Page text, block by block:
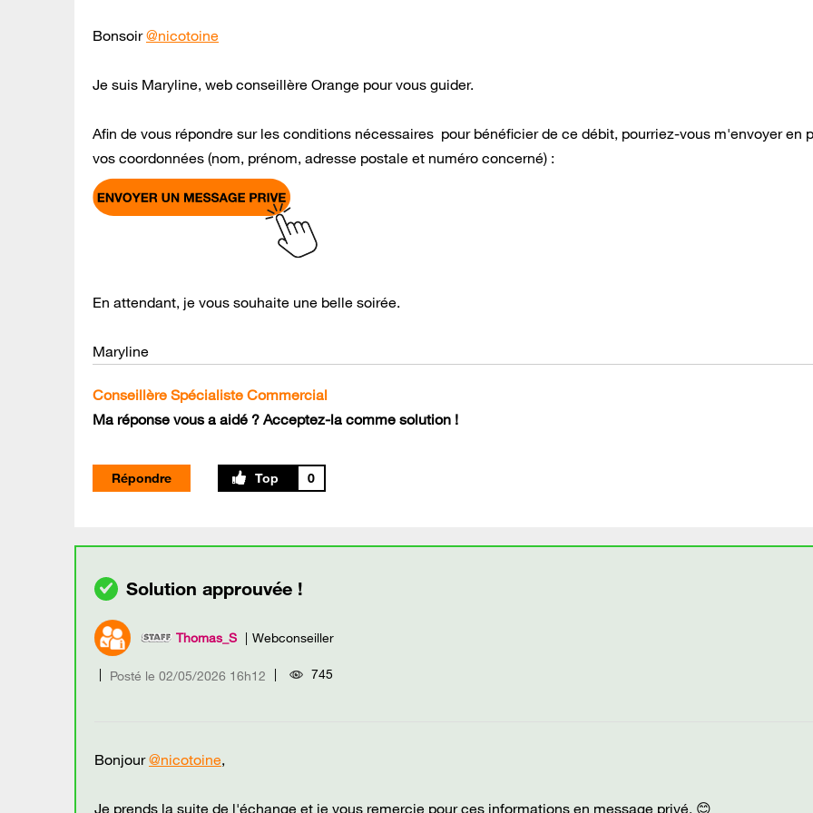
Bonsoir@nicotoine
Je suis Maryline, web conseillère Orange pour vous guider.
Afin de vous répondre sur les conditions nécessaires pour bénéficier de ce débit, pourriez-vous m'envoyer en
vos coordonnées (nom, prénom, adresse postale et numéro concerné) :
En attendant, je vous souhaite une belle soirée.
Maryline
Conseillère Spécialiste Commercial
Ma réponse vous a aidé ? Acceptez-la comme solution !
Répondre 0
Thomas_S Webconseiller
Posté le ‎02/05/2026 16h12 745
Bonjour@nicotoine,
Je prends la suite de l'échange et je vous remercie pour ces informations en message privé. 😊